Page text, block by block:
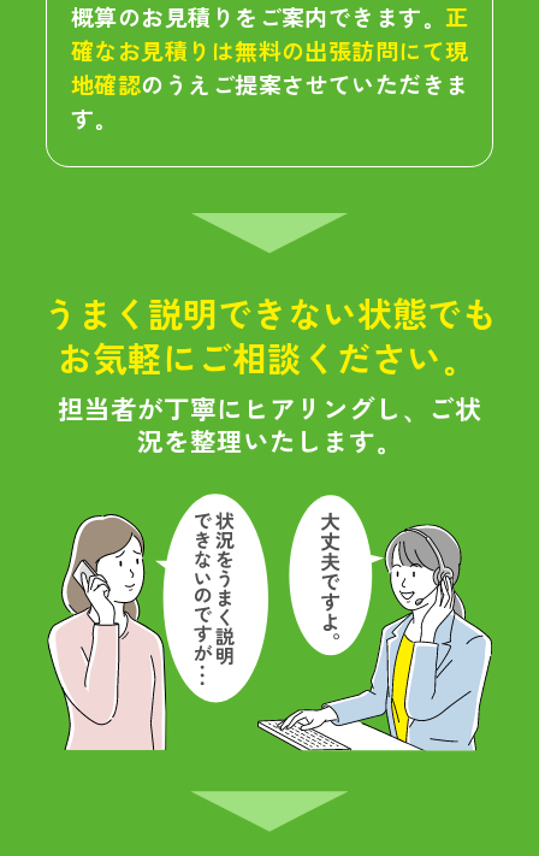
概算のお見積りをご案内できます。 正
確なお見積りは無料の出張訪問にて現
地確認のうえご提案させていただきま
す。
うまく説明できない状態でも
お気軽にご相談ください。
担当者が丁寧にヒアリングし、ご状
況を整理いたします。